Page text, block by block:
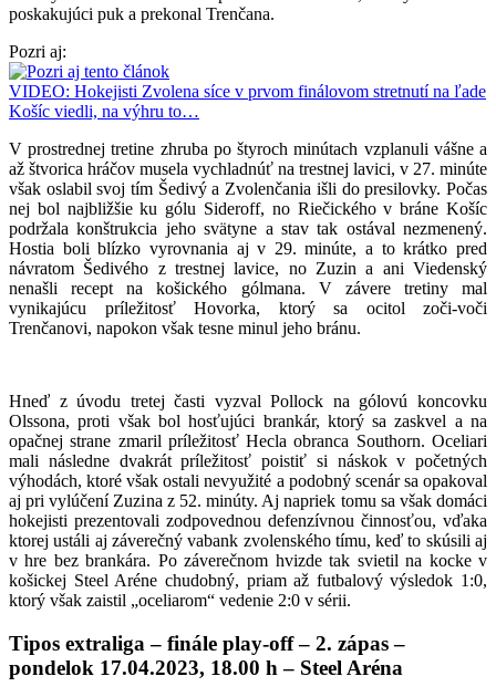
poskakujúci puk a prekonal Trenčana.
Pozri aj:
VIDEO: Hokejisti Zvolena síce v prvom finálovom stretnutí na ľade
Košíc viedli, na výhru to…
V prostrednej tretine zhruba po štyroch minútach vzplanuli vášne a
až štvorica hráčov musela vychladnúť na trestnej lavici, v 27. minúte
však oslabil svoj tím Šedivý a Zvolenčania išli do presilovky. Počas
nej bol najbližšie ku gólu Sideroff, no Riečického v bráne Košíc
podržala konštrukcia jeho svätyne a stav tak ostával nezmenený.
Hostia boli blízko vyrovnania aj v 29. minúte, a to krátko pred
návratom Šedivého z trestnej lavice, no Zuzin a ani Viedenský
nenašli recept na košického gólmana. V závere tretiny mal
vynikajúcu príležitosť Hovorka, ktorý sa ocitol zoči-voči
Trenčanovi, napokon však tesne minul jeho bránu.
Hneď z úvodu tretej časti vyzval Pollock na gólovú koncovku
Olssona, proti však bol hosťujúci brankár, ktorý sa zaskvel a na
opačnej strane zmaril príležitosť Hecla obranca Southorn. Oceliari
mali následne dvakrát príležitosť poistiť si náskok v početných
výhodách, ktoré však ostali nevyužité a podobný scenár sa opakoval
aj pri vylúčení Zuzina z 52. minúty. Aj napriek tomu sa však domáci
hokejisti prezentovali zodpovednou defenzívnou činnosťou, vďaka
ktorej ustáli aj záverečný vabank zvolenského tímu, keď to skúsili aj
v hre bez brankára. Po záverečnom hvizde tak svietil na kocke v
košickej Steel Aréne chudobný, priam až futbalový výsledok 1:0,
ktorý však zaistil „oceliarom“ vedenie 2:0 v sérii.
Tipos extraliga – finále play-off – 2. zápas –
pondelok 17.04.2023, 18.00 h – Steel Aréna